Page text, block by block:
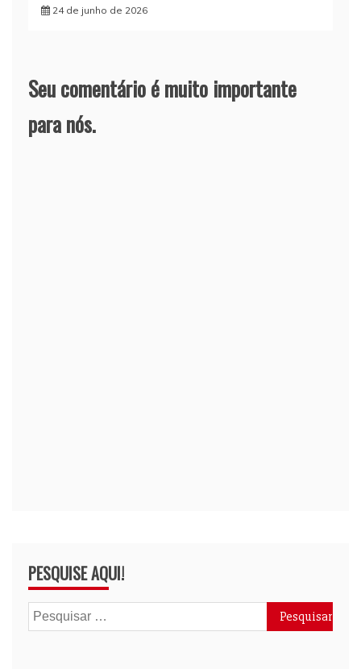
24 de junho de 2026
Seu comentário é muito importante
para nós.
PESQUISE AQUI!
Pesquisar
por: